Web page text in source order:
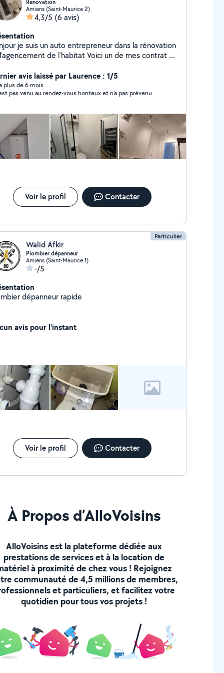
Renovation
Amiens (Saint-Maurice 2)
4,3/5 (6 avis)
je suis un auto entrepreneur dans la rénovation
de l'habitat Voici un de mes contrat Je
à garder les clefs de chaque en cas de
,je m'occupe de toute la maintenance ,petite
trois .quarante cinq.
avis laissé par Laurence : 1/5
plus de 6 mois
pas venu au rendez-vous honteux et n'a pas prévenu
Voir le profil Contacter
Particulier
Walid Afkir
Plombier dépanneur
Amiens (Saint-Maurice 1)
-/5
dépanneur rapide
avis pour l'instant
Voir le profil Contacter
À Propos d’AlloVoisins
AlloVoisins est la plateforme dédiée aux
prestations de services et à la location de
à proximité de chez vous ! Rejoignez
communauté de 4,5 millions de membres,
et particuliers, et facilitez votre
quotidien pour tous vos projets !